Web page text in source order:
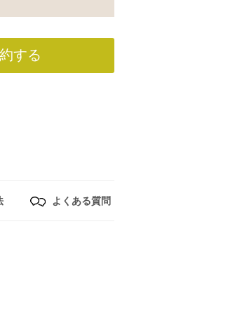
する
よくある質問